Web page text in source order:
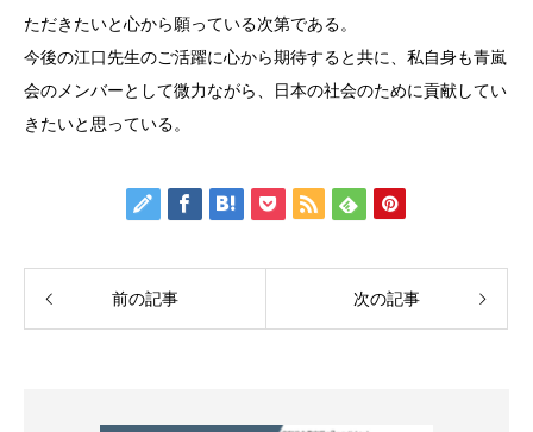
ただきたいと心から願っている次第である。
今後の江口先生のご活躍に心から期待すると共に、私自身も青嵐
会のメンバーとして微力ながら、日本の社会のために貢献してい
きたいと思っている。
前の記事 次の記事